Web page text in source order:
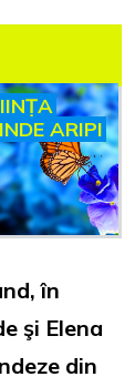
ARIPI
în
şi Elena
din